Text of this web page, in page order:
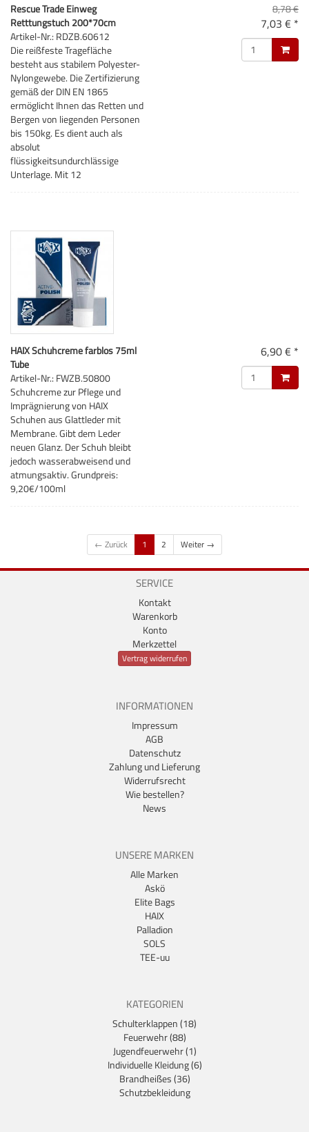
Rescue Trade Einweg
Retttungstuch 200*70cm
Artikel-Nr.: RDZB.60612
Die reißfeste Tragefläche
besteht aus stabilem Polyester-
Nylongewebe. Die Zertifizierung
gemäß der DIN EN 1865
ermöglicht Ihnen das Retten und
Bergen von liegenden Personen
bis 150kg. Es dient auch als
absolut
flüssigkeitsundurchlässige
Unterlage. Mit 12
8,78 €
7,03 € *
HAIX Schuhcreme farblos 75ml
Tube
Artikel-Nr.: FWZB.50800
Schuhcreme zur Pflege und
Imprägnierung von HAIX
Schuhen aus Glattleder mit
Membrane. Gibt dem Leder
neuen Glanz. Der Schuh bleibt
jedoch wasserabweisend und
atmungsaktiv. Grundpreis:
9,20€/100ml
6,90 € *
← Zurück 1 2 Weiter →
SERVICE
Kontakt
Warenkorb
Konto
Merkzettel
Vertrag widerrufen
INFORMATIONEN
Impressum
AGB
Datenschutz
Zahlung und Lieferung
Widerrufsrecht
Wie bestellen?
News
UNSERE MARKEN
Alle Marken
Askö
Elite Bags
HAIX
Palladion
SOLS
TEE-uu
KATEGORIEN
Schulterklappen (18)
Feuerwehr (88)
Jugendfeuerwehr (1)
Individuelle Kleidung (6)
Brandheißes (36)
Schutzbekleidung